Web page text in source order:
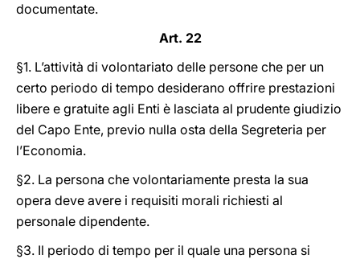
documentate.
Art. 22
§1. L’attività di volontariato delle persone che per un
certo periodo di tempo desiderano offrire prestazioni
libere e gratuite agli Enti è lasciata al prudente giudizio
del Capo Ente, previo nulla osta della Segreteria per
l’Economia.
§2. La persona che volontariamente presta la sua
opera deve avere i requisiti morali richiesti al
personale dipendente.
§3. Il periodo di tempo per il quale una persona si